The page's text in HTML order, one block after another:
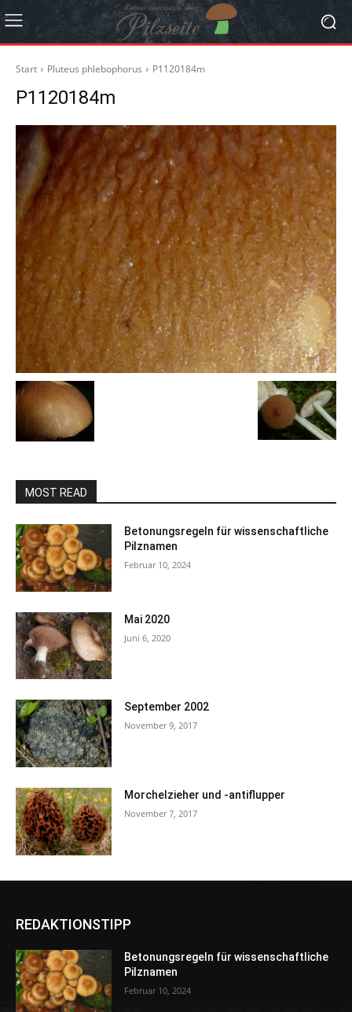
Start Pluteus phlebophorus P1120184m
P1120184m
MOST READ
Betonungsregeln für wissenschaftliche
Pilznamen
Februar 10, 2024
Mai 2020
Juni 6, 2020
September 2002
November 9, 2017
Morchelzieher und -antiflupper
November 7, 2017
REDAKTIONSTIPP
Betonungsregeln für wissenschaftliche
Pilznamen
Februar 10, 2024